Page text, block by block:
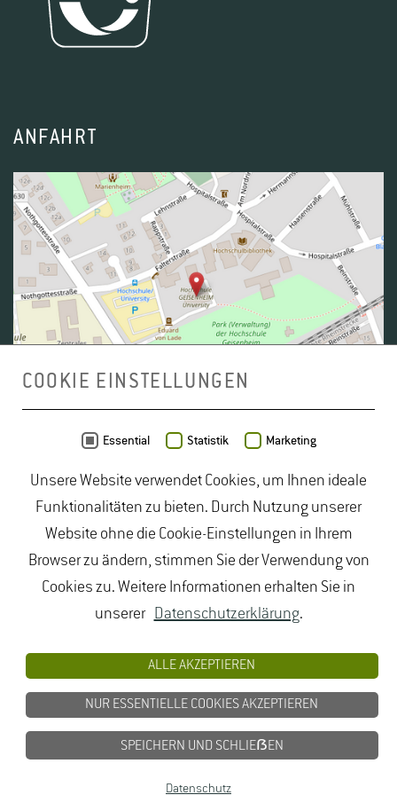
GARTENBAUWISSENSCHAFTEN (M.SC.)
1 2 3
1 4
ANFAHRT
OpenStreetMap- Veröffentlicht unterODbL
duales Studium Gartenbau| Gartenbau Studium|
Lebensmittelrecht Studium|Lebensmittelsicherheit
Studium| Naturschutz Studium|Oenologie
Studium| Studiengang Logistik|Studiengänge
Lebensmittel |Studiengänge Natur| Studiengänge
Studium Landschaftsarchitektur
Studium Lebensmittel|Studium
Lebensmittelsicherheit|Studium Logistik|Studium
Studium Naturschutz|Studium
COOKIE EINSTELLUNGEN
Essential Statistik Marketing
Unsere Website verwendet Cookies, um Ihnen ideale
Funktionalitäten zu bieten. Durch Nutzung unserer
Website ohne die Cookie-Einstellungen in Ihrem
Browser zu ändern, stimmen Sie der Verwendung von
Cookies zu. Weitere Informationen erhalten Sie in
unserer Datenschutzerklärung.
ALLE AKZEPTIEREN
NUR ESSENTIELLE COOKIES AKZEPTIEREN
SPEICHERN UND SCHLIEẞEN
Datenschutz